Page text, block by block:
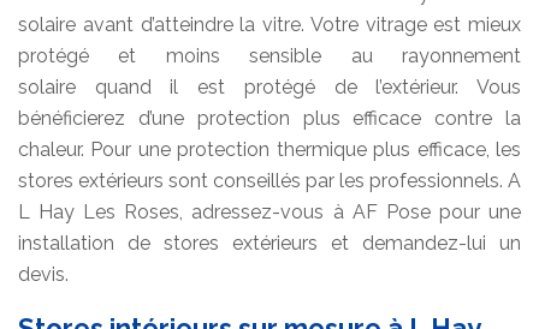
solaire avant d’atteindre la vitre. Votre vitrage est mieux
protégé et moins sensible au rayonnement
solaire quand il est protégé de l’extérieur. Vous
bénéficierez d’une protection plus efficace contre la
chaleur. Pour une protection thermique plus efficace, les
stores extérieurs sont conseillés par les professionnels. A
L Hay Les Roses, adressez-vous à AF Pose pour une
installation de stores extérieurs et demandez-lui un
devis.